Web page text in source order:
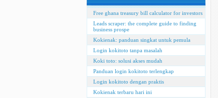
Free ghana treasury bill calculator for investors
Leads scraper: the complete guide to finding
business prospe
Kokienak: panduan singkat untuk pemula
Login kokitoto tanpa masalah
Koki toto: solusi akses mudah
Panduan login kokitoto terlengkap
Login kokitoto dengan praktis
Kokienak terbaru hari ini